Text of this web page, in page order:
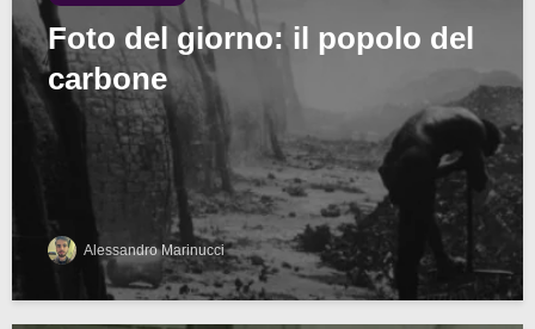
Foto del giorno: il popolo del
carbone
Alessandro Marinucci